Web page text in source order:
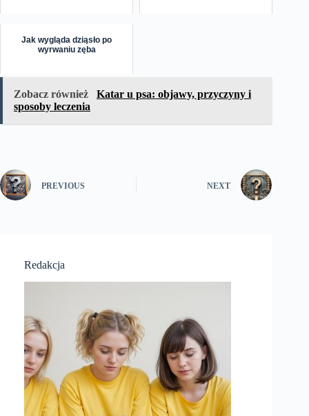
Jak wygląda dziąsło po
wyrwaniu zęba
Zobacz również
Katar u psa: objawy, przyczyny i
sposoby leczenia
PREVIOUS NEXT
Redakcja